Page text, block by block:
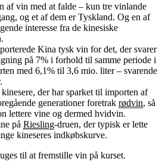
af vin med at falde – kun tre vinlande
og et af dem er Tyskland. Og en af
interesse fra de kinesiske
Kina tysk vin for det, der svarer
på 7% i forhold til samme periode i
med 6,1% til 3,6 mio. liter – svarende
der har sparket til importen af
generationer foretrak rødvin, så
lettere vine og dermed hvidvin.
på Riesling-druen, der typisk er lette
kineseres indkøbskurve.